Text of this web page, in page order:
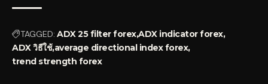
TAGGED: ADX 25 filter forexADX indicator forex
ADX วิธีใช้average directional index forex
trend strength forex